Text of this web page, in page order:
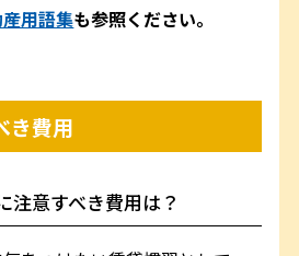
用語集も参照ください。
き費用
注意すべき費用は？